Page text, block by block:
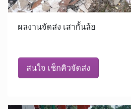
ผลงานจัดส่ง เสากั้นล้อ
สนใจ เช็กคิวจัดส่ง